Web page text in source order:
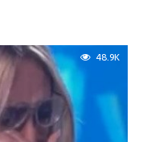
48.9K